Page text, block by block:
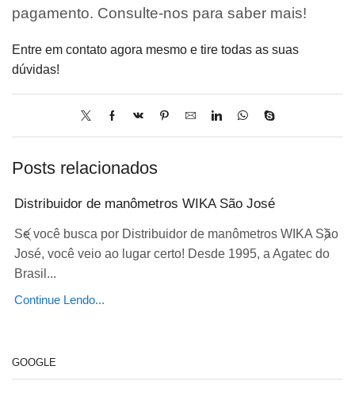
pagamento. Consulte-nos para saber mais!
Entre em contato agora mesmo e tire todas as suas
dúvidas!
Posts relacionados
Distribuidor de manômetros WIKA São José
Se você busca por Distribuidor de manômetros WIKA São
José, você veio ao lugar certo! Desde 1995, a Agatec do
Brasil...
Continue Lendo...
GOOGLE